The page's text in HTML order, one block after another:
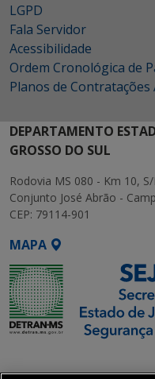
LGPD
Fala Servidor
Acessibilidade
Ordem Cronológica de
Planos de Contratações
DEPARTAMENTO
GROSSO DO SUL
Rodovia MS 080 - Km 10,
Conjunto José Abrão -
CEP: 79114-901
MAPA